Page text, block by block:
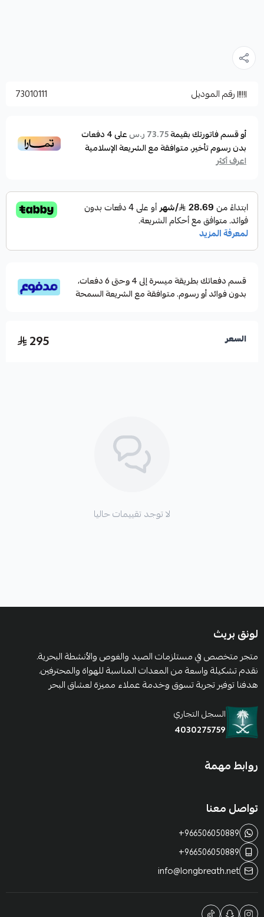
رقم الموديل 73010111
أو قسم فاتورتك بقيمة73.75 ر.س على4دفعات
بدون رسوم تأخير، متوافقة مع الشريعة الإسلامية
اعرف أكثر
قسم دفعاتك بطريقة ميسرة إلى 4 وحتى 6 دفعات،
بدون فوائد أو رسوم. متوافقة مع الشريعة السمحة
السعر 295
لا توجد تقييمات حاليا
لونق بريث
متجر متخصص في مستلزمات الصيد والغوص والأنشطة البحرية.
نقدم تشكيلة واسعة من المعدات المناسبة للهواة والمحترفين.
هدفنا توفير تجربة تسوق وخدمة عملاء مميزة لعشاق البحر
السجل التجاري
4030275759
روابط مهمة
تواصل معنا
+966506050889
+966506050889
info@longbreath.net